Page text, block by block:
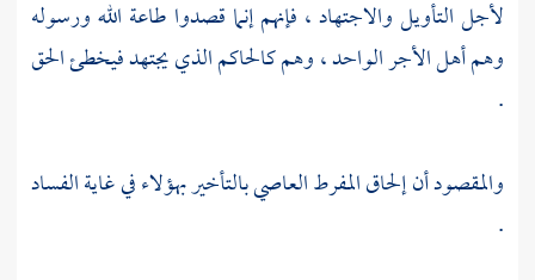
لأجل التأويل والاجتهاد ، فإنهم إنما قصدوا طاعة الله ورسوله
وهم أهل الأجر الواحد ، وهم كالحاكم الذي يجتهد فيخطئ الحق
.
والمقصود أن إلحاق المفرط العاصي بالتأخير بهؤلاء في غاية الفساد
.